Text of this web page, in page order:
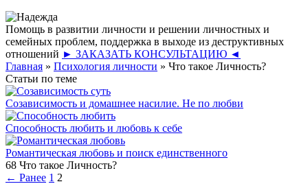
Помощь в развитии личности и решении личностных и
семейных проблем, поддержка в выходе из деструктивных
отношений ► ЗАКАЗАТЬ КОНСУЛЬТАЦИЮ ◄
Главная » Психология личности » Что такое Личность?
Статьи по теме
Созависимость и домашнее насилие. Не по любви
Способность любить и любовь к себе
Романтическая любовь и поиск единственного
68 Что такое Личность?
← Ранее 1 2